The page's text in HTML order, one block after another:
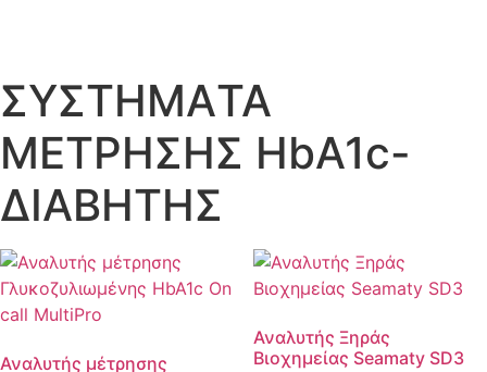
ΣYΣΤΗΜΑTA
ΜΕΤΡΗΣΗΣ ΗbΑ1c-
ΔΙΑΒΗΤΗΣ
Αναλυτής μέτρησης
Αναλυτής Ξηράς
Βιοχημείας Seamaty SD3